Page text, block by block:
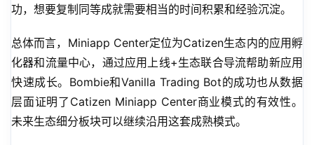
功，想要复制同等成就需要相当的时间积累和经验沉淀。
总体而言，Miniapp Center定位为Catizen生态内的应用孵
化器和流量中心，通过应用上线+生态联合导流帮助新应用
快速成长。Bombie和Vanilla Trading Bot的成功也从数据
层面证明了Catizen Miniapp Center商业模式的有效性。
未来生态细分板块可以继续沿用这套成熟模式。